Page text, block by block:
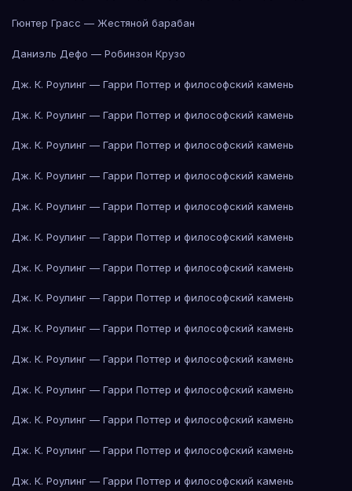
Гюнтер Грасс — Жестяной барабан
Даниэль Дефо — Робинзон Крузо
Дж. К. Роулинг — Гарри Поттер и философский камень
Дж. К. Роулинг — Гарри Поттер и философский камень
Дж. К. Роулинг — Гарри Поттер и философский камень
Дж. К. Роулинг — Гарри Поттер и философский камень
Дж. К. Роулинг — Гарри Поттер и философский камень
Дж. К. Роулинг — Гарри Поттер и философский камень
Дж. К. Роулинг — Гарри Поттер и философский камень
Дж. К. Роулинг — Гарри Поттер и философский камень
Дж. К. Роулинг — Гарри Поттер и философский камень
Дж. К. Роулинг — Гарри Поттер и философский камень
Дж. К. Роулинг — Гарри Поттер и философский камень
Дж. К. Роулинг — Гарри Поттер и философский камень
Дж. К. Роулинг — Гарри Поттер и философский камень
Дж. К. Роулинг — Гарри Поттер и философский камень